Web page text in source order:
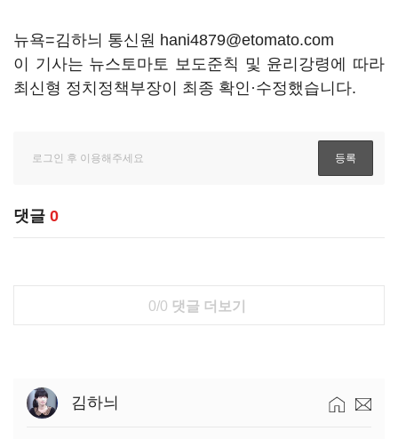
뉴욕=김하늬 통신원 hani4879@etomato.com
이 기사는 뉴스토마토 보도준칙 및 윤리강령에 따라
최신형 정치정책부장이 최종 확인·수정했습니다.
댓글 0
0/0 댓글 더보기
김하늬